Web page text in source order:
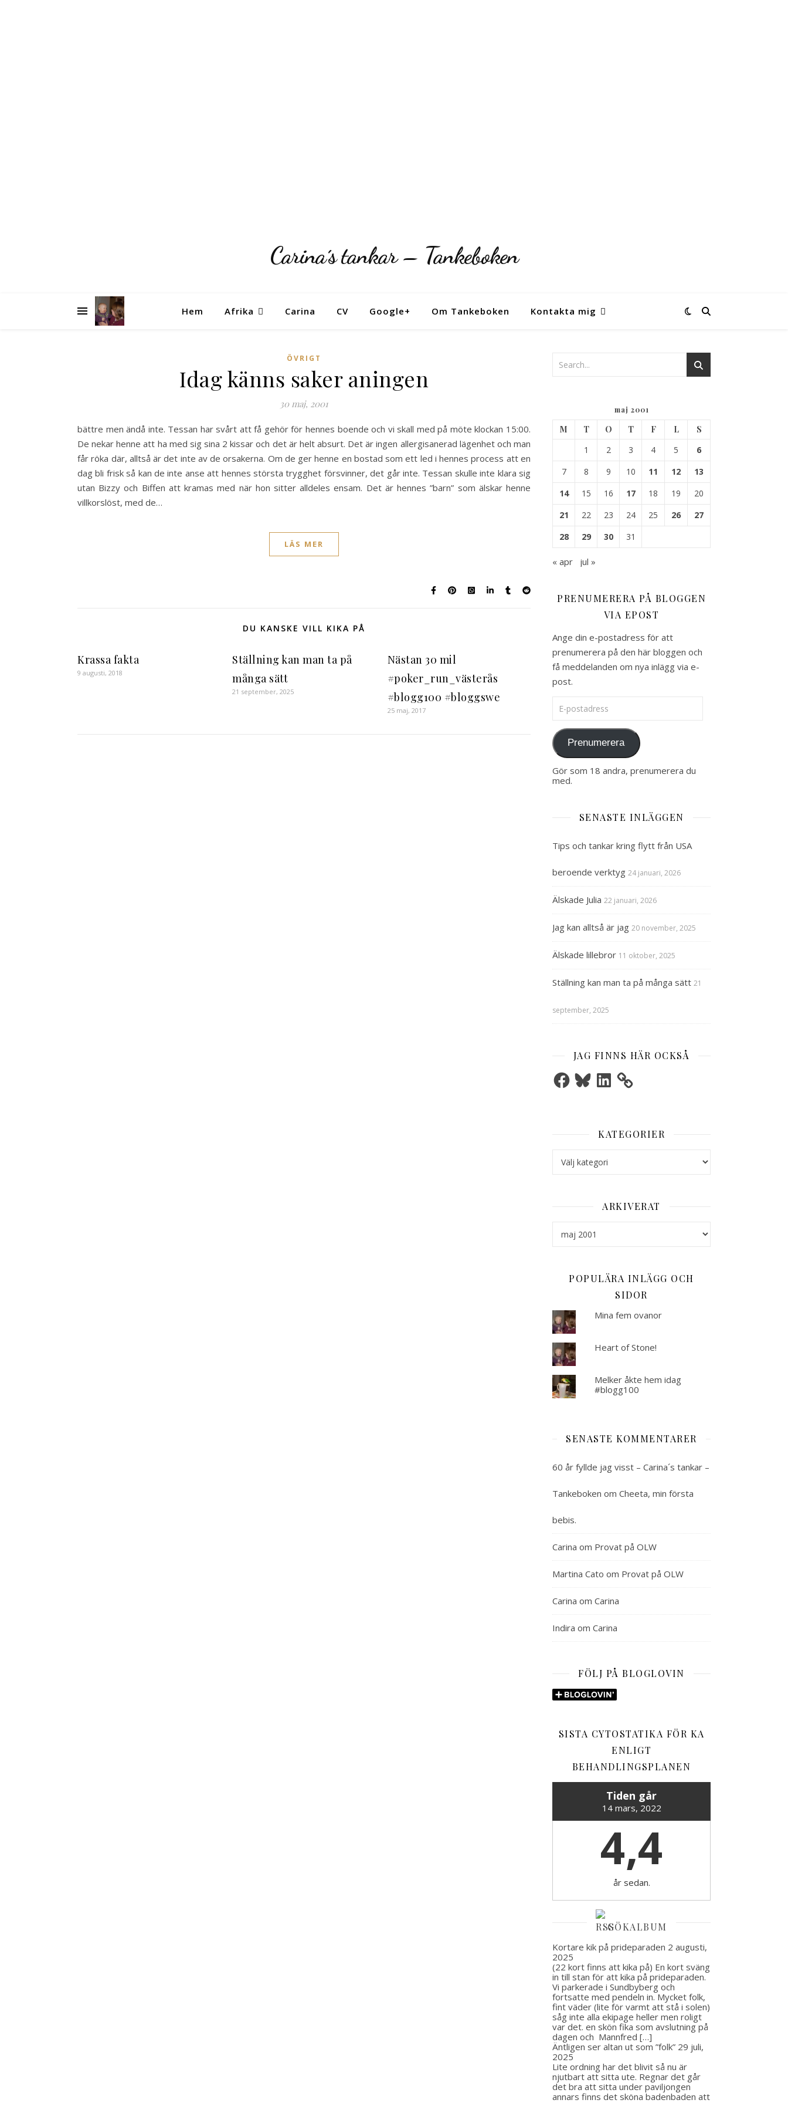
Carina´s tankar – Tankeboken
Hem Afrika Carina CV Google+ Om Tankeboken Kontakta mig
ÖVRIGT
Idag känns saker aningen
30 maj, 2001
bättre men ändå inte. Tessan har svårt att få gehör för hennes boende och vi skall med på möte klockan 15:00.
De nekar henne att ha med sig sina 2 kissar och det är helt absurt. Det är ingen allergisanerad lägenhet och man
får röka där, alltså är det inte av de orsakerna. Om de ger henne en bostad som ett led i hennes process att en
dag bli frisk så kan de inte anse att hennes största trygghet försvinner, det går inte. Tessan skulle inte klara sig
utan Bizzy och Biffen att kramas med när hon sitter alldeles ensam. Det är hennes ”barn” som älskar henne
villkorslöst, med de…
LÄS MER
DU KANSKE VILL KIKA PÅ
Krassa fakta
9 augusti, 2018
Ställning kan man ta på
många sätt
21 september, 2025
Nästan 30 mil
#poker_run_västerås
#blogg100 #bloggswe
25 maj, 2017
maj 2001
M T O T F L
S
1
2 3 4 5
6
7
8 9 10 11 12
13
14
15 16 17 18 19
20
21
22 23 24 25 26
27
28
29 30 31
« apr jul »
PRENUMERERA PÅ BLOGGEN
VIA EPOST
Ange din e-postadress för att
prenumerera på den här bloggen och
få meddelanden om nya inlägg via e-
post.
E-postadress
Prenumerera
Gör som 18 andra, prenumerera du
med.
SENASTE INLÄGGEN
Tips och tankar kring flytt från USA
beroende verktyg 24 januari, 2026
Älskade Julia 22 januari, 2026
Jag kan alltså är jag 20 november, 2025
Älskade lillebror 11 oktober, 2025
Ställning kan man ta på många sätt 21
september, 2025
JAG FINNS HÄR OCKSÅ
FacebookBlueskyLinkedIn
KATEGORIER
ARKIVERAT
POPULÄRA INLÄGG OCH
SIDOR
Mina fem ovanor
Heart of Stone!
Melker åkte hem idag
#blogg100
SENASTE KOMMENTARER
60 år fyllde jag visst – Carina´s tankar –
Tankeboken om Cheeta, min första
bebis.
Carina om Provat på OLW
Martina Cato om Provat på OLW
Carina om Carina
Indira om Carina
FÖLJ PÅ BLOGLOVIN
SISTA CYTOSTATIKA FÖR KA
ENLIGT
BEHANDLINGSPLANEN
Tiden går
14 mars, 2022
4,4
år sedan.
GÖKALBUM
Kortare kik på prideparaden 2 augusti,
2025
(22 kort finns att kika på) En kort sväng
in till stan för att kika på prideparaden.
Vi parkerade i Sundbyberg och
fortsatte med pendeln in. Mycket folk,
fint väder (lite för varmt att stå i solen)
såg inte alla ekipage heller men roligt
var det. en skön fika som avslutning på
dagen och Mannfred […]
Äntligen ser altan ut som ”folk” 29 juli,
2025
Lite ordning har det blivit så nu är
njutbart att sitta ute. Regnar det går
det bra att sitta under paviljongen
annars finns det sköna badenbaden att